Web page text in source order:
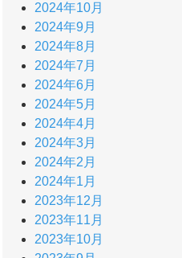
2024年10月
2024年9月
2024年8月
2024年7月
2024年6月
2024年5月
2024年4月
2024年3月
2024年2月
2024年1月
2023年12月
2023年11月
2023年10月